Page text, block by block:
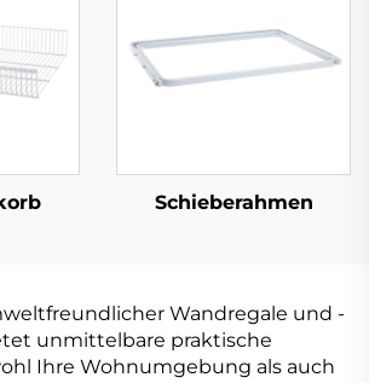
Schieberahmen
Wandregale und -
unmittelbare praktische
Ihre Wohnumgebung als auch